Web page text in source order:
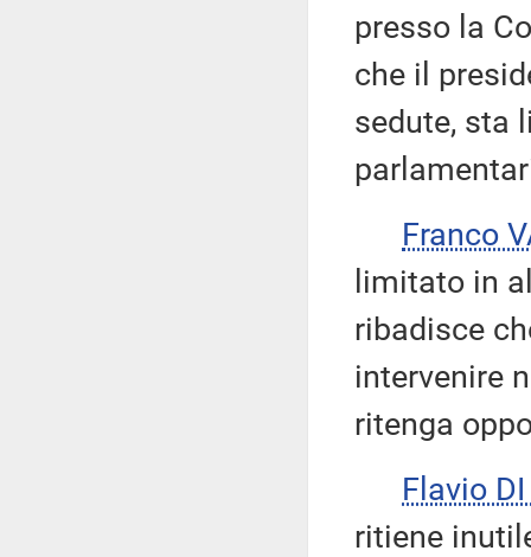
presso la
che il
sedute, sta
Franco
limitato in
ribadisce
intervenire
ritenga
Flavio
ritiene